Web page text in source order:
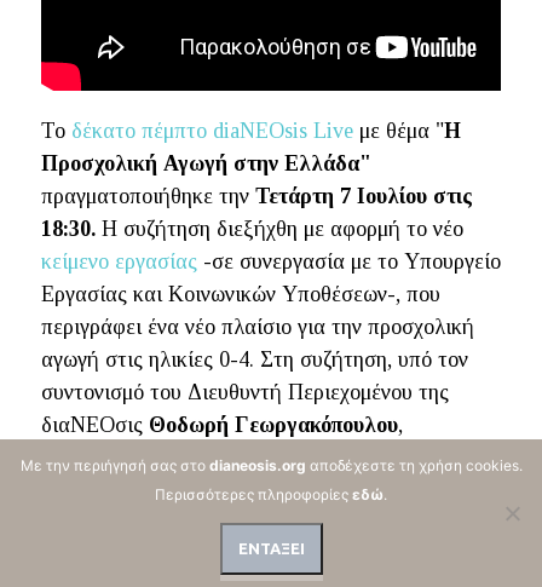
Το δέκατο πέμπτο diaNEOsis Liveμε θέμα "Η
Προσχολική Αγωγή στην Ελλάδα"
πραγματοποιήθηκε την Τετάρτη 7 Ιουλίου στις
18:30.Η συζήτηση διεξήχθη με αφορμή το νέο
κείμενο εργασίας-σε συνεργασία με το Υπουργείο
Εργασίας και Κοινωνικών Υποθέσεων-, που
περιγράφει ένα νέο πλαίσιο για την προσχολική
αγωγή στις ηλικίες 0-4. Στη συζήτηση, υπό τον
συντονισμό του Διευθυντή Περιεχομένου της
διαΝΕΟσις Θοδωρή Γεωργακόπουλου,
τοποθετήθηκαν οι:
Δόμνα Μιχαηλίδου, Υφυπουργός Εργασίας
και Κοινωνικών Υποθέσεων αρμόδια για
θέματα Πρόνοιας και Κοινωνικής
Με την περιήγησή σας στο dianeosis.org αποδέχεστε τη χρήση cookies.
Περισσότερες πληροφορίες εδώ.
ΕΝΤΑΞΕΙ